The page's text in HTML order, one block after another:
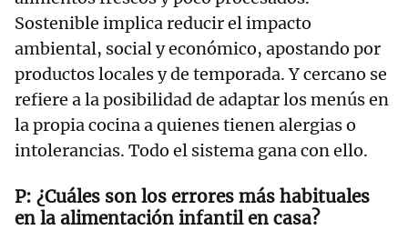
Sostenible implica reducir el impacto
ambiental, social y económico, apostando por
productos locales y de temporada. Y cercano se
refiere a la posibilidad de adaptar los menús en
la propia cocina a quienes tienen alergias o
intolerancias. Todo el sistema gana con ello.
¿Cuáles son los errores más habituales
en la alimentación infantil en casa?